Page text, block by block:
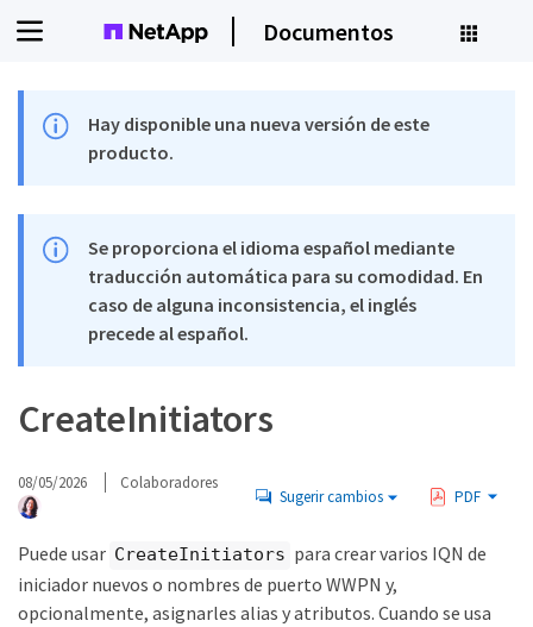
Documentos
Hay disponible una nueva versión de este
producto.
Se proporciona el idioma español mediante
traducción automática para su comodidad. En
caso de alguna inconsistencia, el inglés
precede al español.
CreateInitiators
08/05/2026 Colaboradores
Sugerir cambios PDF
Puede usar CreateInitiators para crear varios IQN de
iniciador nuevos o nombres de puerto WWPN y,
opcionalmente, asignarles alias y atributos. Cuando se usa